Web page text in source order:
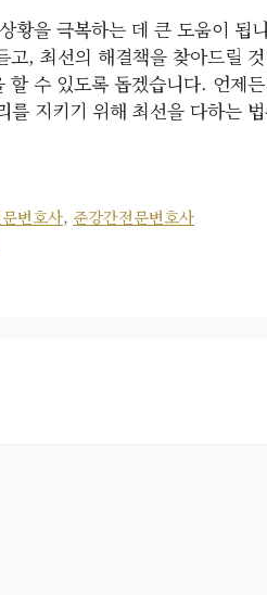
황을 극복하는 데 큰 도움이 됩
, 최선의 해결책을 찾아드릴
수 있도록 돕겠습니다. 언제
지키기 위해 최선을 다하는
변호사, 준강간전문변호사